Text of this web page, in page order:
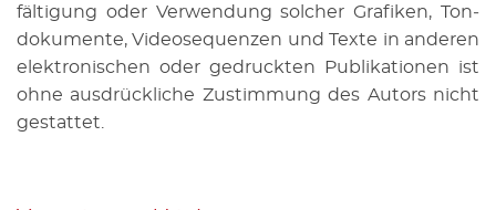
fäl­ti­gung oder Ver­wen­dung sol­cher Gra­fi­ken, Ton­
do­ku­men­te, Vi­deo­se­quen­zen und Texte in an­de­ren
elek­tro­ni­schen oder ge­druck­ten Pu­bli­ka­tio­nen ist
ohne aus­drück­li­che Zu­stim­mung des Au­tors nicht
ge­stat­tet.